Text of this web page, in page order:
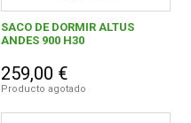
SACO DE DORMIR ALTUS
ANDES 900 H30
259,00 €
Producto agotado